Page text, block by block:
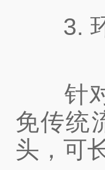
3. 环
针对
免传统
头，可